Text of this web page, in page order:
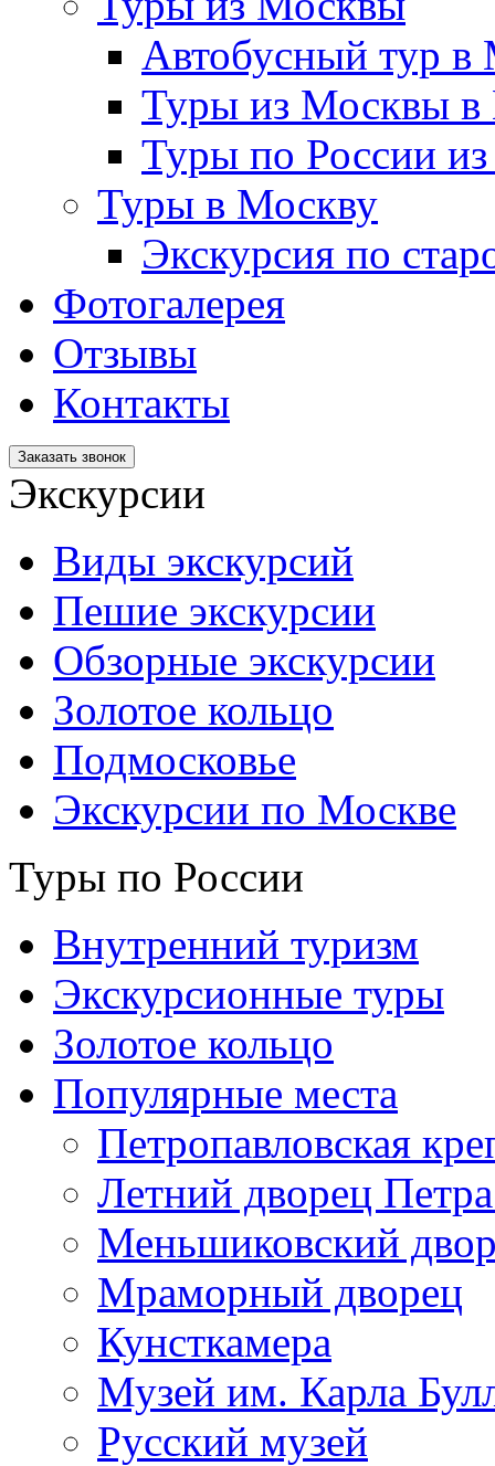
Автобусный тур в
Туры из Москвы в
Туры по России
Туры в Москву
Экскурсия по
Фотогалерея
Отзывы
Контакты
Заказать звонок
Экскурсии
Виды экскурсий
Пешие экскурсии
Обзорные экскурсии
Золотое кольцо
Подмосковье
Экскурсии по Москве
Туры по России
Внутренний туризм
Экскурсионные туры
Золотое кольцо
Популярные места
Петропавловская
Летний дворец
Меньшиковский
Мраморный дворец
Кунсткамера
Музей им. Карла
Русский музей